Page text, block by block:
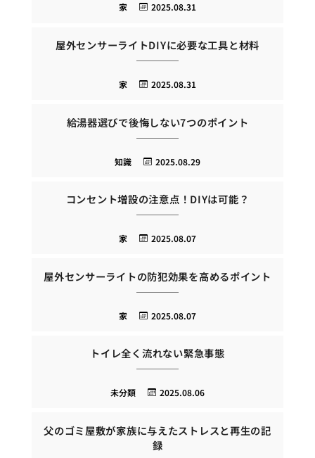
2025.08.31
家
屋外センサーライトDIYに必要な工具と材料
2025.08.31
家
給湯器選びで後悔しない7つのポイント
2025.08.29
知識
コンセント増設の注意点！DIYは可能？
2025.08.07
家
屋外センサーライトの防犯効果を高めるポイント
2025.08.07
家
トイレ全く流れない緊急事態
2025.08.06
未分類
父のゴミ屋敷が家族に与えたストレスと再生の記
録